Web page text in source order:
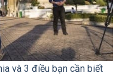
và 3 điều bạn cần biết